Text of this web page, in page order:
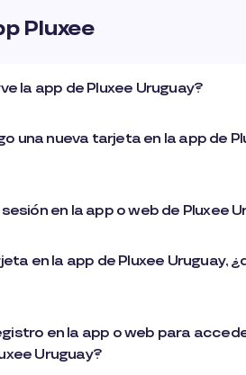
Pluxee
la app de Pluxee Uruguay?
una nueva tarjeta en la app de
en la app o web de Pluxee
en la app de Pluxee Uruguay,
en la app o web para
Uruguay?